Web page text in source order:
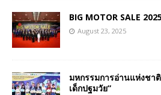
BIG MOTOR SALE
August 23, 2025
มหกรรมการอ่านแห่งชา
เด็กปฐมวัย”